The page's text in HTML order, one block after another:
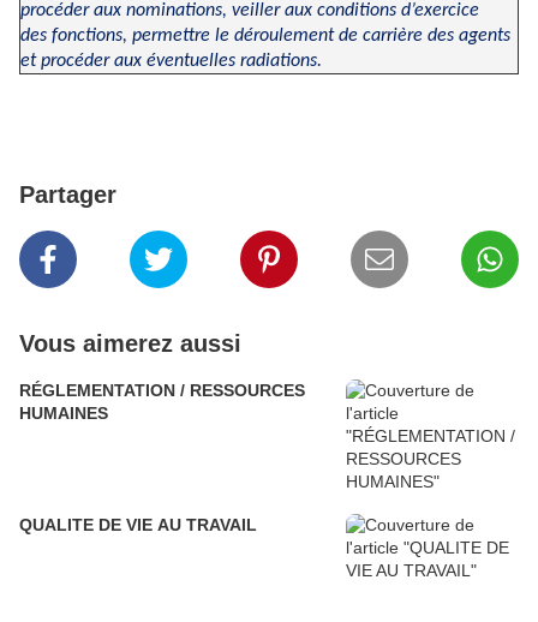
procéder aux nominations, veiller aux conditions d’exercice
des fonctions, permettre le déroulement de carrière des agents
et procéder aux éventuelles radiations.
Partager
Vous aimerez aussi
RÉGLEMENTATION / RESSOURCES
HUMAINES
QUALITE DE VIE AU TRAVAIL